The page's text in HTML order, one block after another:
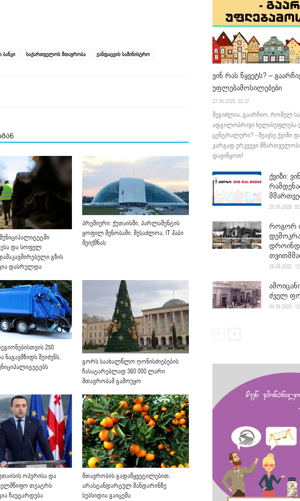
საქართველოს მთავრობა ჯანდაცვის სამინისტრო
და სოფელ
გზის
დასრულდა
პრემიერი: ქუთაისში, პარლამენტის
ყოფილ შენობაში, შესაძლოა, IT ჰაბი
შეიქმნას
250
ნაგავმზიდს შეიძენს,
გორს საახალწლო ღონისძიებების
ჩასატარებლად 360 000 ლარი
მთავრობამ გამოუყო
ოპერისა და
თეატრს
ჩაუტარდება
მთავრობის გადაწყვეტილებით,
არასტანდარტულ მანდარინზე
სუბსიდია გაიცემა
ვინ რას წყვეტს? –
უფლებამოსილებები
27.05.2025. 02:27
შეგიძლია, გაარჩიო, რომელ
ადგილობრივი ხელისუფლება
ცენტრალური? - შეავსე ქვიზი
კარგად ერკვევი
დავიწყოთ!
ქვიზი:
20.05.2025.
როგორ
25.05.2022.
ძველ
04.05.2020.